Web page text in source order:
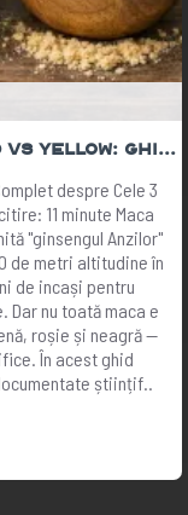
Maca Peruviană — Black vs Red vs Yellow: Ghid Complet 2026 | The Botanist
despre Cele 3
11 minute Maca
"ginsengul Anzilor"
de metri altitudine în
de incași pentru
nu toată maca e
roșie și neagră —
În acest ghid
științif..